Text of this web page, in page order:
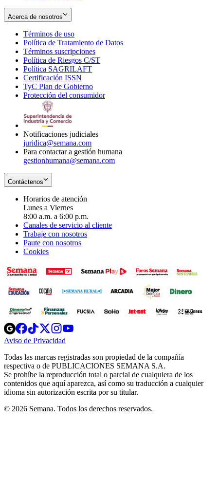
Acerca de nosotros
Términos de uso
in
new
window
Política de Tratamiento de Datos
Términos suscripciones
in
Política de Riesgos C/ST
Política SAGRILAFT
new
window
Certificación ISSN
in
new
TyC Plan de Gobierno
in
Protección del consumidorOpens
Notificaciones judiciales
juridica@semana.com
Para contactar a gestión humana
gestionhumana@semana.com
Contáctenos
Horarios de atención
Lunes a Viernes
8:00 a.m. a 6:00 p.m.
Canales de servicio al cliente
Trabaje con nosotros
Paute con nosotros
Cookies
Opens
in
new
Opens
in
new
Opens
in
new
window
Opens
new
windowwindow
Aviso de Privacidad
new
window
Todas las marcas registradas son propiedad de la compañía
respectiva o de PUBLICACIONES SEMANA S.A.
Se prohíbe la reproducción total o parcial de cualquiera de los
contenidos que aquí aparezca, así como su traducción a cualquier
idioma sin autorización escrita por su titular.
© 2026 Semana. Todos los derechos reservados.